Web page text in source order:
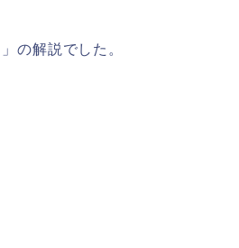
」の解説でした。